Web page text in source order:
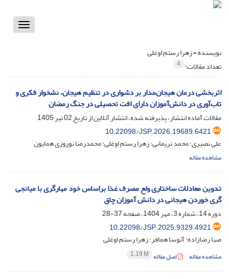
Toggle
نویسنده =زهرا رستم اوغلی
تعداد مقالات: 4
اثربخشی درمان هیجان‌مدار بر دشواری در تنظیم هیجان، نشخوار فکری و
تاب‌آوری در دانش‌آموزان دارای افت تحصیلی در جنگ رمضان
مقالات آماده انتشار، پذیرفته شده، انتشار آنلاین از تاریخ02 تیر 1405
10.22098/JSP.2026.19689.6421
علی نصیری؛ محمد نریمانی؛ زهرا رستم اوغلی؛ محمدرضا نوروزی همایون
مشاهده مقاله
تدوین معادلات ساختاری ولع مصرف غذا براساس خود مهارگری با میانجی
گری خوردن هیجانی در دانش آموزان چاق
دوره 14، شماره 3، مهر 1404، صفحه
37-28
10.22098/JSP.2025.9329.4921
صبا رضازاده؛ آتوسا همافر؛ زهرا رستم اوغلی
مشاهده مقاله اصل مقاله 1.19 M